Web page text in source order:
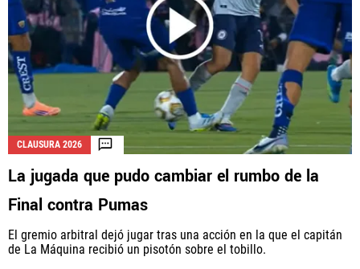
CLAUSURA 2026
La jugada que pudo cambiar el rumbo de la
Final contra Pumas
El gremio arbitral dejó jugar tras una acción en la que el capitán
de La Máquina recibió un pisotón sobre el tobillo.